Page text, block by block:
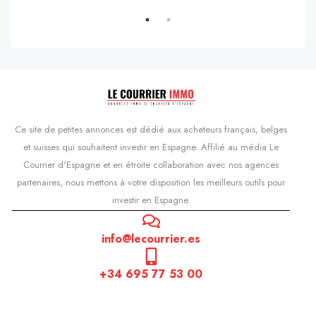
Ce site de petites annonces est dédié aux acheteurs français, belges
et suisses qui souhaitent investir en Espagne. Affilié au média Le
Courrier d'Espagne et en étroite collaboration avec nos agences
partenaires, nous mettons à votre disposition les meilleurs outils pour
investir en Espagne.
info@lecourrier.es
+34 695 77 53 00